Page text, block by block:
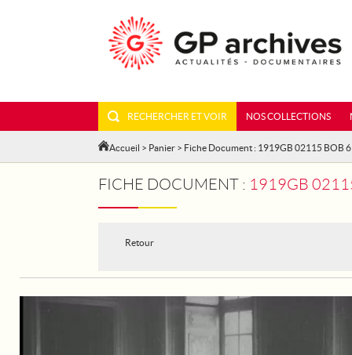
RECHERCHER ET VOIR NOS COLLECTIONS
Accueil > Panier > Fiche Document : 1919GB 02115 BOB 6
FICHE DOCUMENT : 1919GB
Retour